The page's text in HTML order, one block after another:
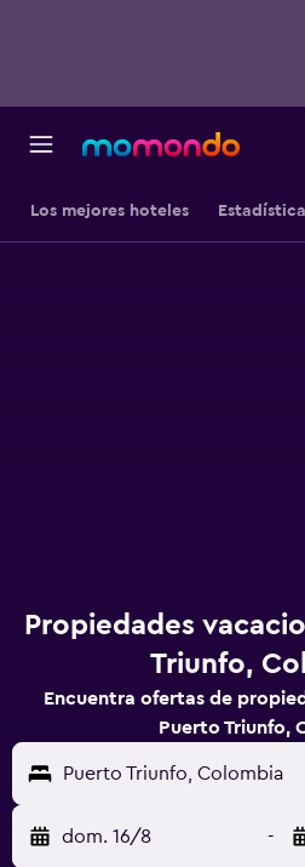
Los mejores hoteles
Propiedades
Triunfo,
Encuentra ofertas de
Puerto Triunfo,
Puerto Triunfo, Colombia
dom. 16/8 -